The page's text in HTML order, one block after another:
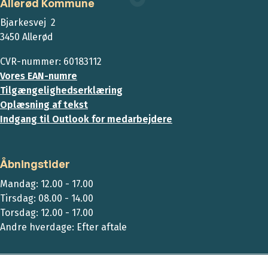
Allerød Kommune
Bjarkesvej 2
3450 Allerød
CVR-nummer: 60183112
Vores EAN-numre
Tilgængelighedserklæring
Oplæsning af tekst
Indgang til Outlook for medarbejdere
Åbningstider
Mandag: 12.00 - 17.00
Tirsdag: 08.00 - 14.00
Torsdag: 12.00 - 17.00
Andre hverdage: Efter aftale